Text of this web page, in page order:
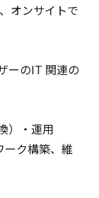
オンサイトで
ーのIT 関連の
）・運用
ク構築、維